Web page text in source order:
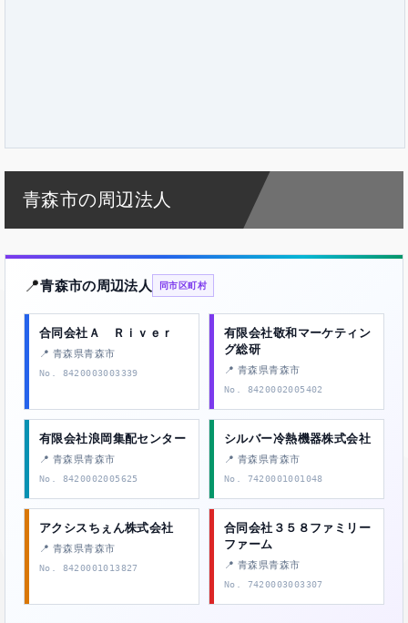
青森市の周辺法人
📍青森市の周辺法人 同市区町村
合同会社Ａ Ｒｉｖｅｒ
📍 青森県青森市
No. 8420003003339
有限会社敬和マーケティン
グ総研
📍 青森県青森市
No. 8420002005402
有限会社浪岡集配センター
📍 青森県青森市
No. 8420002005625
シルバー冷熱機器株式会社
📍 青森県青森市
No. 7420001001048
アクシスちぇん株式会社
📍 青森県青森市
No. 8420001013827
合同会社３５８ファミリー
ファーム
📍 青森県青森市
No. 7420003003307